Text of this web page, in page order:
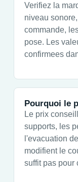
Verifiez la
niveau
commande,
pose. Les
confirmees
Pourquoi le
Le prix
supports, les
l'evacuation
modifient le
suffit pas pour